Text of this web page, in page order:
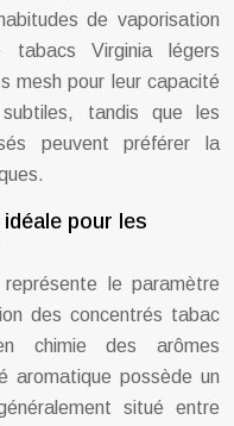
de vaporisation
tabacs Virginia légers
mesh pour leur capacité
tandis que les
peuvent préférer la
pour les
le paramètre
des concentrés tabac
chimie des arômes
aromatique possède un
situé entre